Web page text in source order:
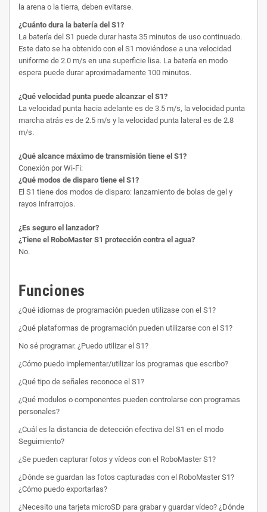
la arena o la tierra, deben evitarse.
¿Cuánto dura la batería del S1?
La batería del S1 puede durar hasta 35 minutos de uso continuado.
Este dato se ha obtenido con el S1 moviéndose a una velocidad
uniforme de 2.0 m/s en una superficie lisa. La batería en modo
espera puede durar aproximadamente 100 minutos.
¿Qué velocidad punta puede alcanzar el S1?
La velocidad punta hacia adelante es de 3.5 m/s, la velocidad punta
marcha atrás es de 2.5 m/s y la velocidad punta lateral es de 2.8
m/s.
¿Qué alcance máximo de transmisión tiene el S1?
Conexión por Wi-Fi:
¿Qué modos de disparo tiene el S1?
El S1 tiene dos modos de disparo: lanzamiento de bolas de gel y
rayos infrarrojos.
¿Es seguro el lanzador?
¿Tiene el RoboMaster S1 protección contra el agua?
No.
Funciones
¿Qué idiomas de programación pueden utilizase con el S1?
¿Qué plataformas de programación pueden utilizarse con el S1?
No sé programar. ¿Puedo utilizar el S1?
¿Cómo puedo implementar/utilizar los programas que escribo?
¿Qué tipo de señales reconoce el S1?
¿Qué modulos o componentes pueden controlarse con programas
personales?
¿Cuál es la distancia de detección efectiva del S1 en el modo
Seguimiento?
¿Se pueden capturar fotos y vídeos con el RoboMaster S1?
¿Dónde se guardan las fotos capturadas con el RoboMaster S1?
¿Cómo puedo exportarlas?
¿Necesito una tarjeta microSD para grabar y guardar vídeo? ¿Dónde